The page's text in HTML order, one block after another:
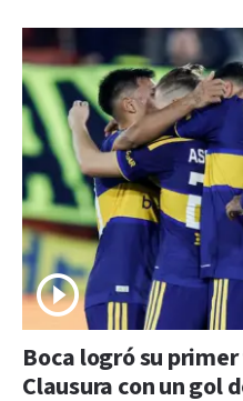
Boca logró su
Clausura con un gol